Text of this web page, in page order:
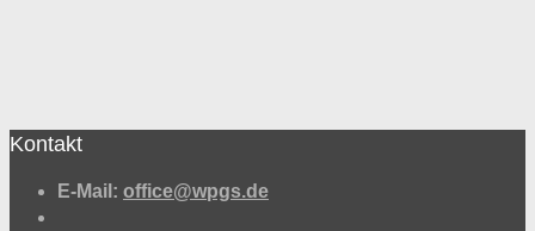
Kontakt
E-Mail: office@wpgs.de